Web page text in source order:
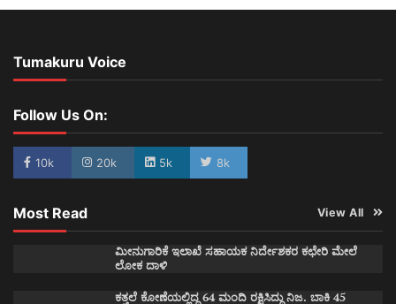
Tumakuru Voice
Follow Us On:
10k 20k 5k 8k
Most Read View All
ಮೀನುಗಾರಿಕೆ ಇಲಾಖೆ ಸಹಾಯಕ ನಿರ್ದೇಶಕರ ಕಛೇರಿ ಮೇಲೆ
ಲೋಕ ದಾಳಿ
ಕತ್ತಲೆ ಕೋಣೆಯಲ್ಲಿದ್ದ 64 ಮಂದಿ ರಕ್ಷಿಸಿದ್ದು ನಿಜ. ಬಾಕಿ 45